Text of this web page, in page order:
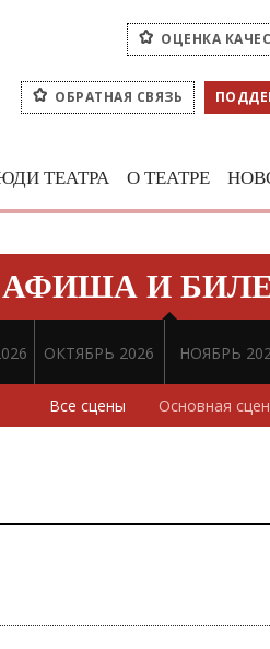
ОЦЕНКА
ОБРАТНАЯ СВЯЗЬ
ТЕАТРА О ТЕАТРЕ
АФИША И
ОКТЯБРЬ 2026 НОЯБРЬ
Все сцены Основная